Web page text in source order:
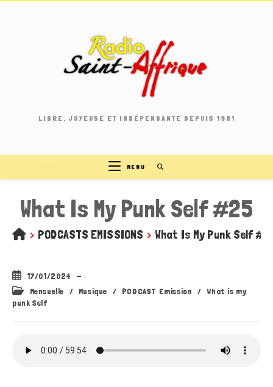
LIBRE, JOYEUSE ET INDÉPENDANTE DEPUIS 1981
MENU
What Is My Punk Self #25
> PODCASTS EMISSIONS > What Is My Punk Self
Publication
publiée :
17/01/2024
Post
category:
Mensuelle / Musique / PODCAST Emission /
What is my
punk Self